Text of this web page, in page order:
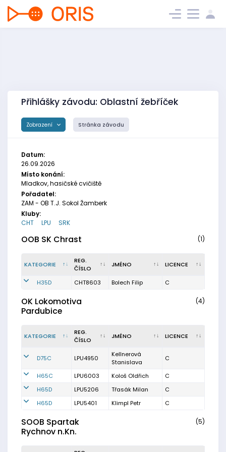
Přihlášky závodu: Oblastní žebříček
Zobrazení Stránka závodu
Datum:
26.09.2026
Místo konání:
Mladkov, hasičské cvičiště
Pořadatel:
ZAM - OB T.J. Sokol Žamberk
Kluby:
CHT
LPU SRK
OOB SK Chrast (1)
KATEGORIE
REG.
ČÍSLO
JMÉNO LICENCE
H35D CHT8603 Bolech Filip C
OK Lokomotiva
Pardubice
(4)
KATEGORIE
REG.
ČÍSLO
JMÉNO LICENCE
D75C LPU4950
Kellnerová
Stanislava
C
H65C LPU6003 Kološ Oldřich
C
H65D
LPU5206 Třasák Milan
C
H65D
LPU5401 Klimpl Petr C
SOOB Spartak
Rychnov n.Kn.
(5)